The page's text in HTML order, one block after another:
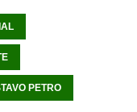
PETRO